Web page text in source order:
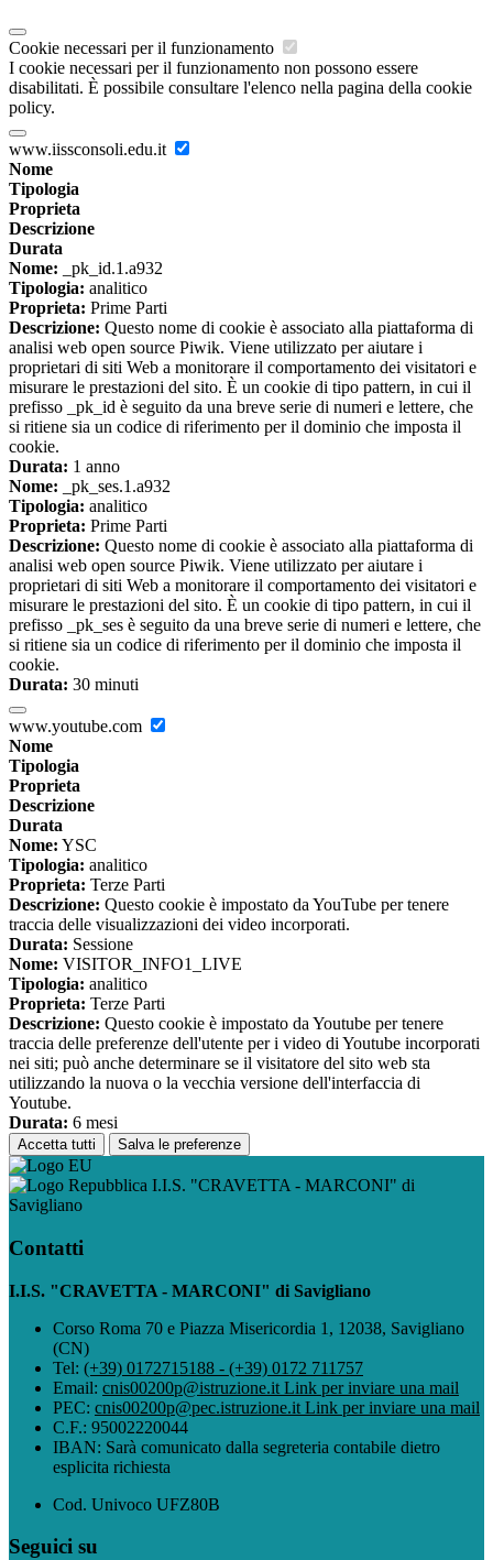
Cookie necessari per il funzionamento
I cookie necessari per il funzionamento non possono essere
disabilitati. È possibile consultare l'elenco nella pagina della cookie
policy.
www.iissconsoli.edu.it
Nome
Tipologia
Proprieta
Descrizione
Durata
Nome: _pk_id.1.a932
Tipologia: analitico
Proprieta: Prime Parti
Descrizione: Questo nome di cookie è associato alla piattaforma di
analisi web open source Piwik. Viene utilizzato per aiutare i
proprietari di siti Web a monitorare il comportamento dei visitatori e
misurare le prestazioni del sito. È un cookie di tipo pattern, in cui il
prefisso _pk_id è seguito da una breve serie di numeri e lettere, che
si ritiene sia un codice di riferimento per il dominio che imposta il
cookie.
Durata: 1 anno
Nome: _pk_ses.1.a932
Tipologia: analitico
Proprieta: Prime Parti
Descrizione: Questo nome di cookie è associato alla piattaforma di
analisi web open source Piwik. Viene utilizzato per aiutare i
proprietari di siti Web a monitorare il comportamento dei visitatori e
misurare le prestazioni del sito. È un cookie di tipo pattern, in cui il
prefisso _pk_ses è seguito da una breve serie di numeri e lettere, che
si ritiene sia un codice di riferimento per il dominio che imposta il
cookie.
Durata: 30 minuti
www.youtube.com
Nome
Tipologia
Proprieta
Descrizione
Durata
Nome: YSC
Tipologia: analitico
Proprieta: Terze Parti
Descrizione: Questo cookie è impostato da YouTube per tenere
traccia delle visualizzazioni dei video incorporati.
Durata: Sessione
Nome: VISITOR_INFO1_LIVE
Tipologia: analitico
Proprieta: Terze Parti
Descrizione: Questo cookie è impostato da Youtube per tenere
traccia delle preferenze dell'utente per i video di Youtube incorporati
nei siti; può anche determinare se il visitatore del sito web sta
utilizzando la nuova o la vecchia versione dell'interfaccia di
Youtube.
Durata: 6 mesi
Accetta tutti Salva le preferenze
I.I.S. "CRAVETTA - MARCONI" di
Savigliano
Contatti
I.I.S. "CRAVETTA - MARCONI" di Savigliano
Corso Roma 70 e Piazza Misericordia 1, 12038, Savigliano
(CN)
Tel: (+39) 0172715188 - (+39) 0172 711757
Email: cnis00200p@istruzione.it Link per inviare una mail
PEC: cnis00200p@pec.istruzione.it Link per inviare una mail
C.F.: 95002220044
IBAN: Sarà comunicato dalla segreteria contabile dietro
esplicita richiesta
Cod. Univoco UFZ80B
Seguici su